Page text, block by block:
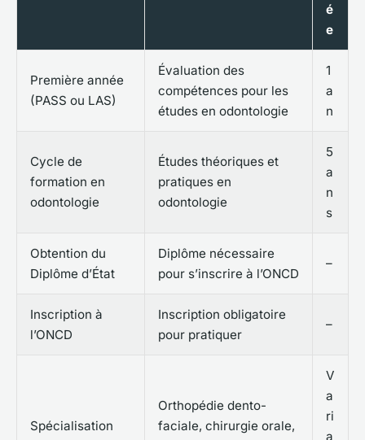
é
e
Première année
(PASS ou LAS)
Évaluation des
compétences pour les
études en odontologie
1
a
n
Cycle de
formation en
odontologie
Études théoriques et
pratiques en
odontologie
5
a
n
s
Obtention du
Diplôme d’État
Diplôme nécessaire
pour s’inscrire à l’ONCD
–
Inscription à
l’ONCD
Inscription obligatoire
pour pratiquer
–
Spécialisation
Orthopédie dento-
faciale, chirurgie orale,
V
a
ri
a